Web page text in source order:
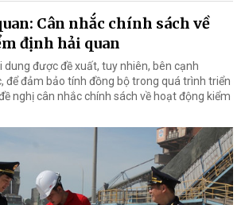
Cân nhắc chính sách về
định hải quan
dung được đề xuất, tuy nhiên, bên cạnh
để đảm bảo tính đồng bộ trong quá trình triển
nghị cân nhắc chính sách về hoạt động kiểm